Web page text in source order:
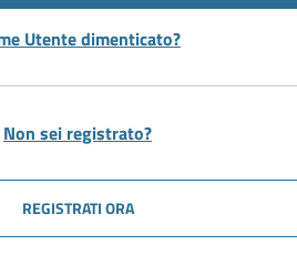
Utente dimenticato?
Non sei registrato?
REGISTRATI ORA